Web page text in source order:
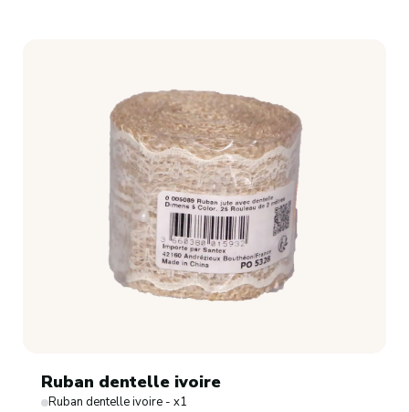
Ruban dentelle ivoire
Ruban dentelle ivoire - x1